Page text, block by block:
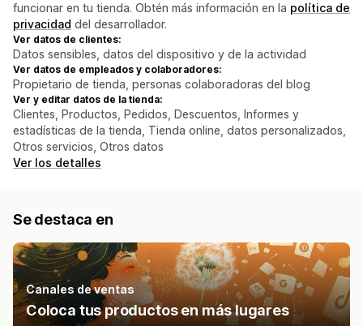
funcionar en tu tienda. Obtén más información en la política de
privacidad del desarrollador.
Ver datos de clientes:
Datos sensibles, datos del dispositivo y de la actividad
Ver datos de empleados y colaboradores:
Propietario de tienda, personas colaboradoras del blog
Ver y editar datos de la tienda:
Clientes, Productos, Pedidos, Descuentos, Informes y
estadísticas de la tienda, Tienda online, datos personalizados,
Otros servicios, Otros datos
Ver los detalles
Se destaca en
Canales de ventas
Coloca tus productos en más lugares